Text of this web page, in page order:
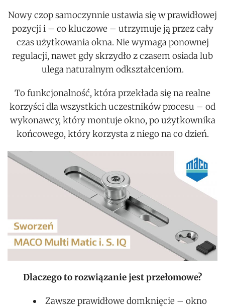
Nowy czop samoczynnie ustawia się w prawidłowej
pozycji i – co kluczowe – utrzymuje ją przez cały
czas użytkowania okna. Nie wymaga ponownej
regulacji, nawet gdy skrzydło z czasem osiada lub
ulega naturalnym odkształceniom.
To funkcjonalność, która przekłada się na realne
korzyści dla wszystkich uczestników procesu – od
wykonawcy, który montuje okno, po użytkownika
końcowego, który korzysta z niego na co dzień.
Dlaczego to rozwiązanie jest przełomowe?
Zawsze prawidłowe domknięcie – okno